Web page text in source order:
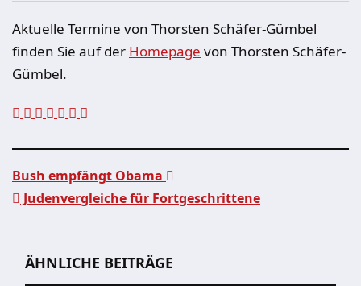
Aktuelle Termine von Thorsten Schäfer-Gümbel
finden Sie auf der Homepage von Thorsten Schäfer-
Gümbel.
Bush empfängt Obama
Judenvergleiche für Fortgeschrittene
ÄHNLICHE BEITRÄGE